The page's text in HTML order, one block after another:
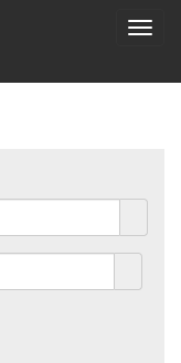
Toggle